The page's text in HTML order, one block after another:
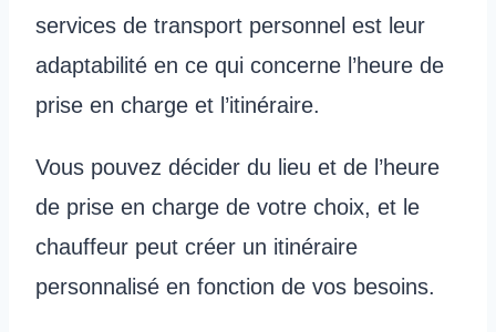
services de transport personnel est leur
adaptabilité en ce qui concerne l’heure de
prise en charge et l’itinéraire.
Vous pouvez décider du lieu et de l’heure
de prise en charge de votre choix, et le
chauffeur peut créer un itinéraire
personnalisé en fonction de vos besoins.